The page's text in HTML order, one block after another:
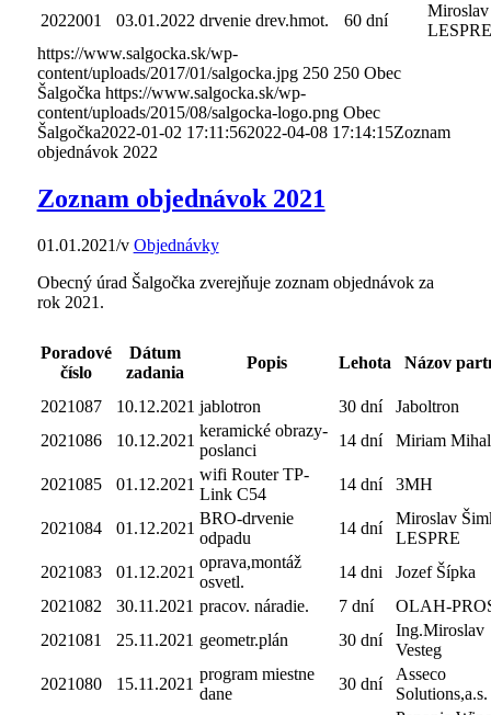
2022001
03.01.2022 drvenie drev.hmot. 60 dní
LESPRE
https://www.salgocka.sk/wp-
content/uploads/2017/01/salgocka.jpg 250 250 Obec
Šalgočka https://www.salgocka.sk/wp-
content/uploads/2015/08/salgocka-logo.png Obec
Šalgočka2022-01-02 17:11:562022-04-08 17:14:15Zoznam
objednávok 2022
Zoznam objednávok 2021
01.01.2021/v Objednávky
Obecný úrad Šalgočka zverejňuje zoznam objednávok za
rok 2021.
Poradové
číslo
Dátum
zadania
Popis Lehota Názov
2021087 10.12.2021 jablotron 30 dní
Jaboltron
2021086
10.12.2021
keramické obrazy-
poslanci
14 dní Miriam
2021085 01.12.2021
wifi Router TP-
Link C54
14 dní 3MH
2021084 01.12.2021
BRO-drvenie
odpadu
14 dní
Miroslav
LESPRE
2021083
01.12.2021
oprava,montáž
osvetl.
14 dni
Jozef Šípka
2021082
30.11.2021 pracov. náradie. 7 dní
OLAH-
2021081
25.11.2021 geometr.plán 30 dní
Ing.Miroslav
Vesteg
2021080
15.11.2021
program miestne
dane
30 dní
Asseco
Solutions,a.s.